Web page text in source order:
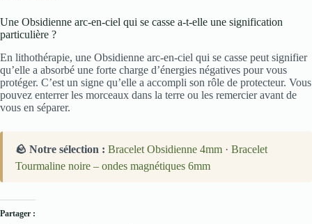
Une Obsidienne arc-en-ciel qui se casse a-t-elle une signification
particulière ?
En lithothérapie, une Obsidienne arc-en-ciel qui se casse peut signifier
qu’elle a absorbé une forte charge d’énergies négatives pour vous
protéger. C’est un signe qu’elle a accompli son rôle de protecteur. Vous
pouvez enterrer les morceaux dans la terre ou les remercier avant de
vous en séparer.
🪨 Notre sélection : Bracelet Obsidienne 4mm · Bracelet
Tourmaline noire – ondes magnétiques 6mm
Partager :